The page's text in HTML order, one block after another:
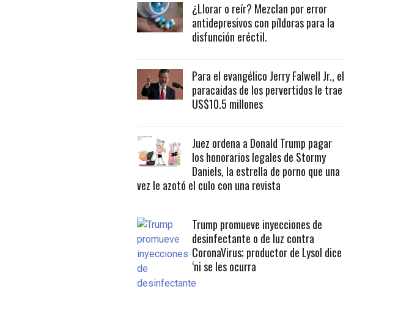
¿Llorar o reír? Mezclan por error
antidepresivos con píldoras para la
disfunción eréctil.
Para el evangélico Jerry Falwell Jr., el
paracaidas de los pervertidos le trae
US$10.5 millones
Juez ordena a Donald Trump pagar
los honorarios legales de Stormy
Daniels, la estrella de porno que una
vez le azotó el culo con una revista
Trump promueve inyecciones de
desinfectante o de luz contra
CoronaVirus; productor de Lysol dice
‘ni se les ocurra